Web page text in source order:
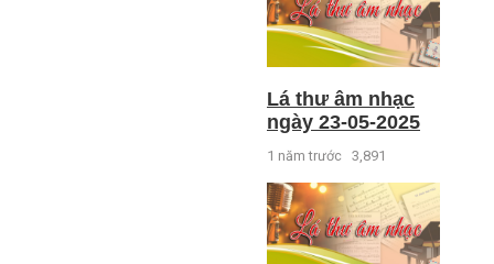
Lá thư âm nhạc
ngày 23-05-2025
1 năm trước 3,891